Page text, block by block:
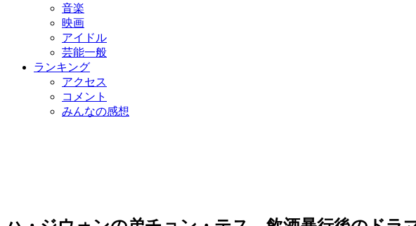
音楽
映画
アイドル
芸能一般
ランキング
アクセス
コメント
みんなの感想